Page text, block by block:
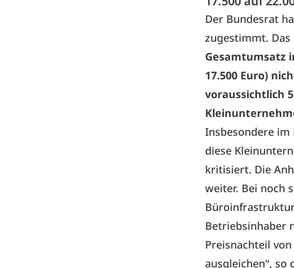
Der Bundesrat
zugestimmt. Das
Gesamtumsatz
17.500 Euro)
voraussichtlich
Insbesondere
diese
kritisiert. Die
weiter. Bei noch
Betriebsinhaber
Preisnachteil
ausgleichen“, so